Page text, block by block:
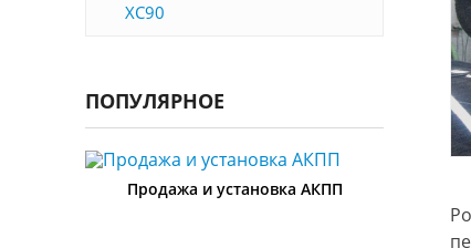
XC90
ПОПУЛЯРНОЕ
Продажа и установка АКПП